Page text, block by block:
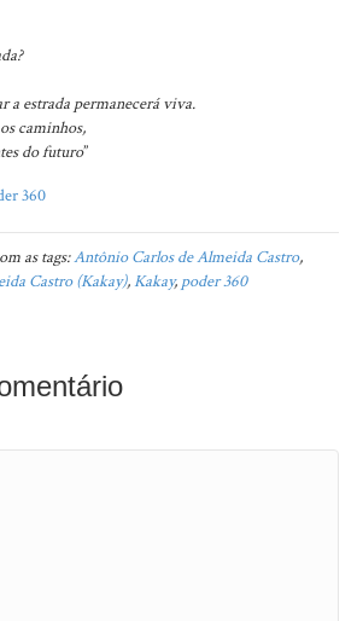
a estrada permanecerá viva.
caminhos,
do futuro”
360
as tags:Antônio Carlos de Almeida Castro,
Castro (Kakay),Kakay, poder 360